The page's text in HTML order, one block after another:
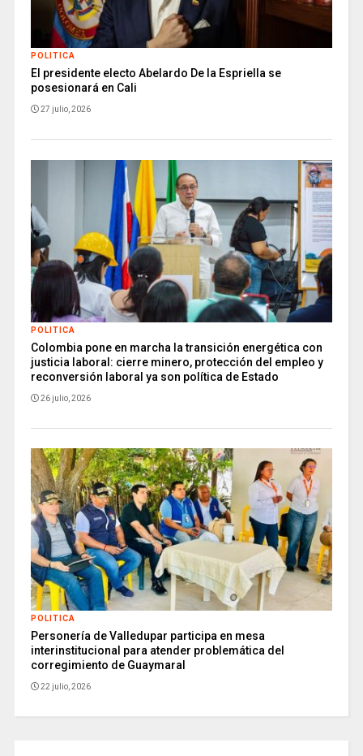
POLITICA
El presidente electo Abelardo De la Espriella se
posesionará en Cali
27 julio, 2026
POLITICA
Colombia pone en marcha la transición energética con
justicia laboral: cierre minero, protección del empleo y
reconversión laboral ya son política de Estado
26 julio, 2026
POLITICA
Personería de Valledupar participa en mesa
interinstitucional para atender problemática del
corregimiento de Guaymaral
22 julio, 2026